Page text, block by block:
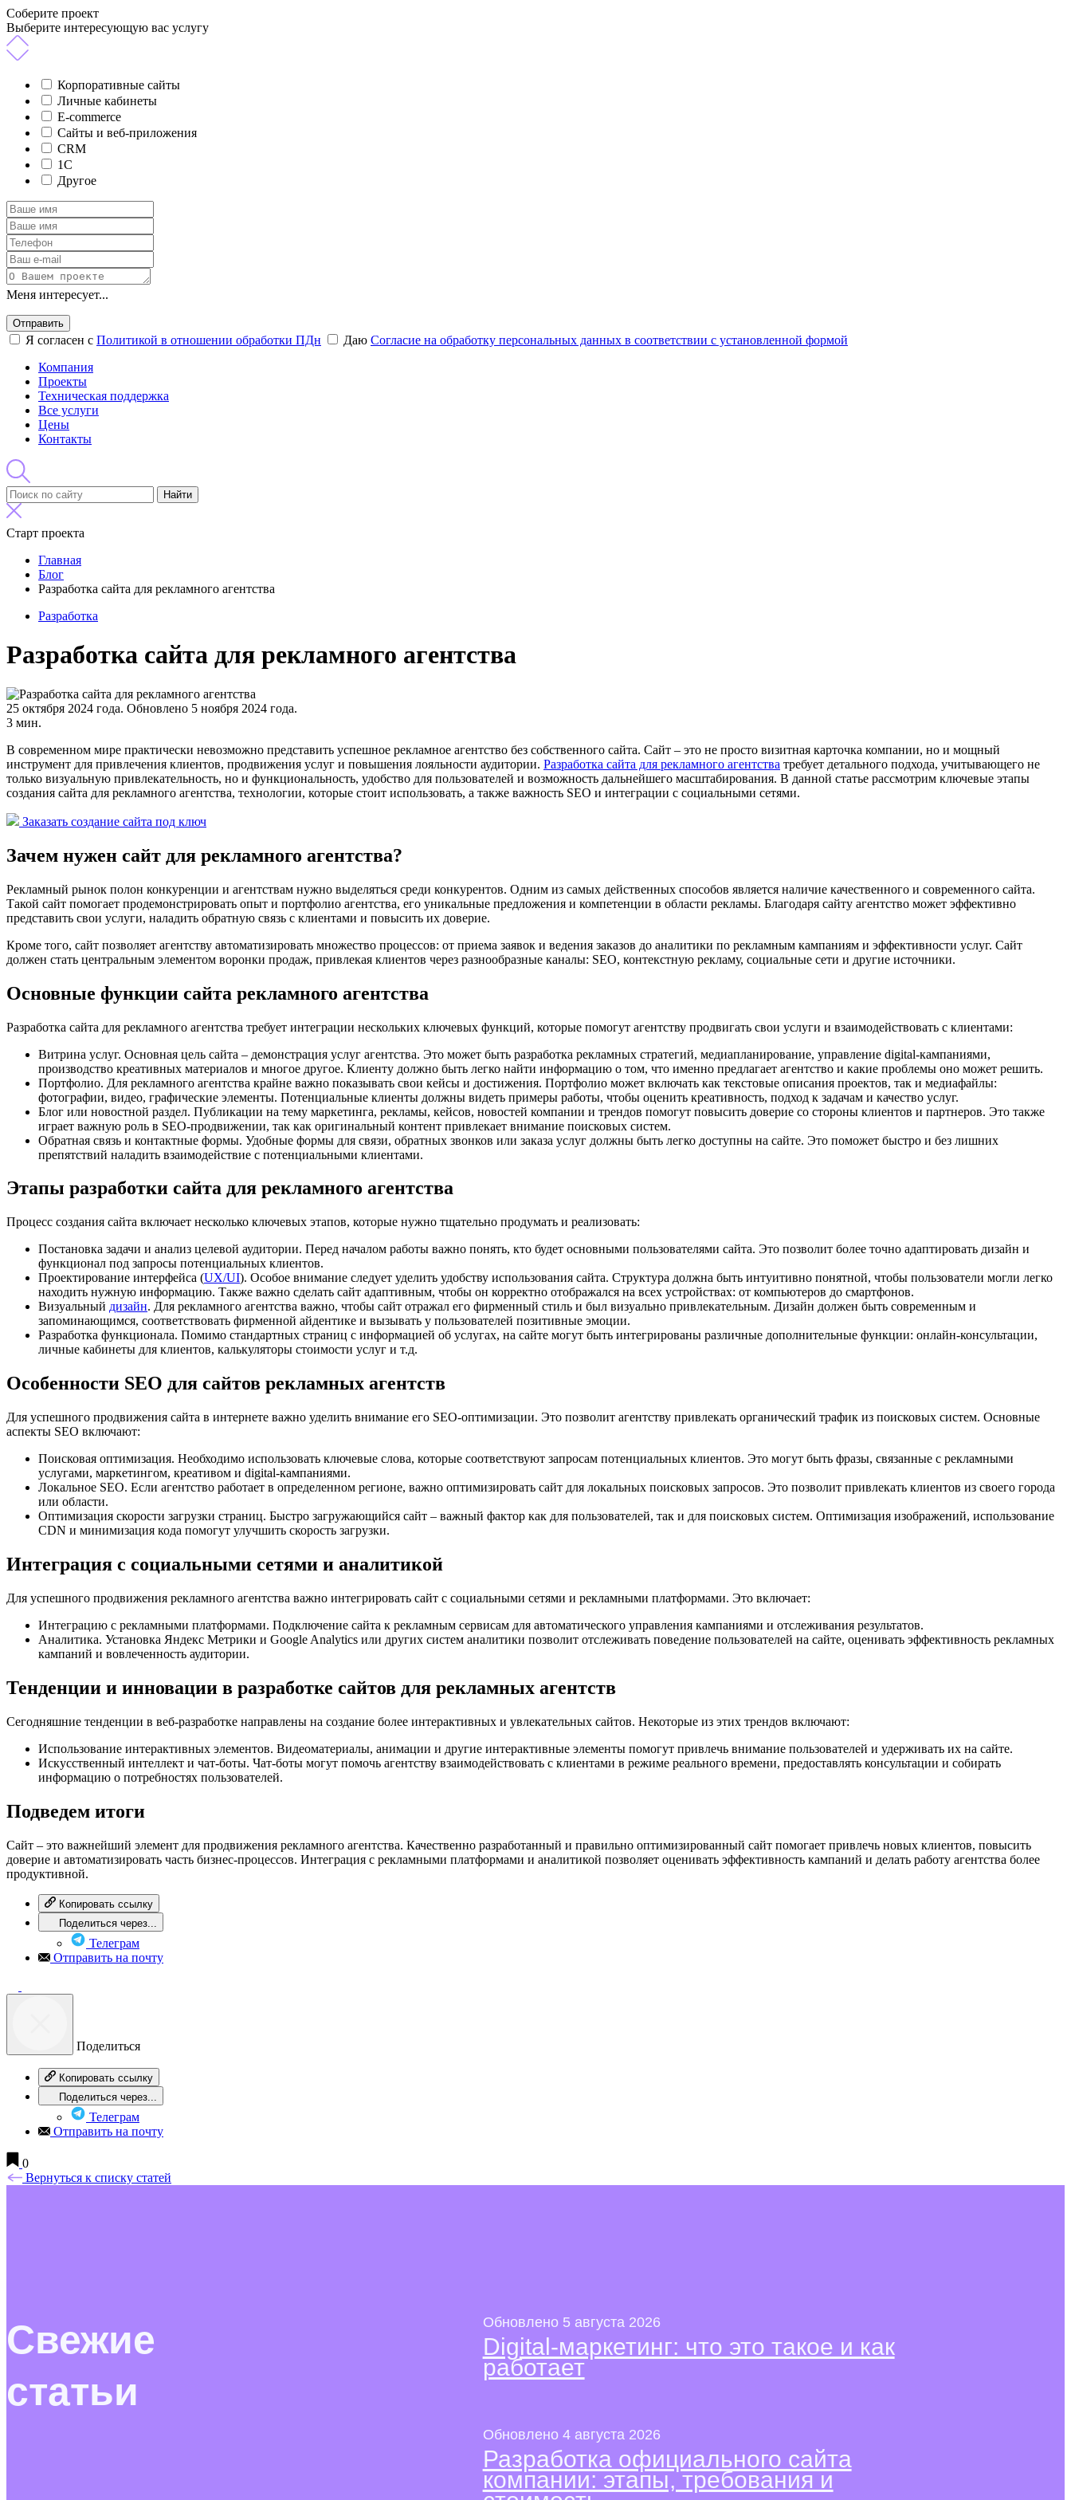
Соберите проект
Выберите интересующую вас услугу
Корпоративные сайты
Личные кабинеты
E-commerce
Сайты и веб-приложения
CRM
1C
Другое
Меня интересует...
Отправить
Я согласен с Политикой в отношении обработки ПДн Даю Согласие на обработку персональных данных в соответствии с установленной формой
Компания
Проекты
Техническая поддержка
Все услуги
Цены
Контакты
Найти
Старт проекта
Главная
Блог
Разработка сайта для рекламного агентства
Разработка
Разработка сайта для рекламного агентства
25 октября 2024 года. Обновлено 5 ноября 2024 года.
3 мин.
В современном мире практически невозможно представить успешное рекламное агентство без собственного сайта. Сайт – это не просто визитная карточка компании, но и мощный
инструмент для привлечения клиентов, продвижения услуг и повышения лояльности аудитории. Разработка сайта для рекламного агентства требует детального подхода, учитывающего не
только визуальную привлекательность, но и функциональность, удобство для пользователей и возможность дальнейшего масштабирования. В данной статье рассмотрим ключевые этапы
создания сайта для рекламного агентства, технологии, которые стоит использовать, а также важность SEO и интеграции с социальными сетями.
Заказать создание сайта под ключ
Зачем нужен сайт для рекламного агентства?
Рекламный рынок полон конкуренции и агентствам нужно выделяться среди конкурентов. Одним из самых действенных способов является наличие качественного и современного сайта.
Такой сайт помогает продемонстрировать опыт и портфолио агентства, его уникальные предложения и компетенции в области рекламы. Благодаря сайту агентство может эффективно
представить свои услуги, наладить обратную связь с клиентами и повысить их доверие.
Кроме того, сайт позволяет агентству автоматизировать множество процессов: от приема заявок и ведения заказов до аналитики по рекламным кампаниям и эффективности услуг. Сайт
должен стать центральным элементом воронки продаж, привлекая клиентов через разнообразные каналы: SEO, контекстную рекламу, социальные сети и другие источники.
Основные функции сайта рекламного агентства
Разработка сайта для рекламного агентства требует интеграции нескольких ключевых функций, которые помогут агентству продвигать свои услуги и взаимодействовать с клиентами:
Витрина услуг. Основная цель сайта – демонстрация услуг агентства. Это может быть разработка рекламных стратегий, медиапланирование, управление digital-кампаниями,
производство креативных материалов и многое другое. Клиенту должно быть легко найти информацию о том, что именно предлагает агентство и какие проблемы оно может решить.
Портфолио. Для рекламного агентства крайне важно показывать свои кейсы и достижения. Портфолио может включать как текстовые описания проектов, так и медиафайлы:
фотографии, видео, графические элементы. Потенциальные клиенты должны видеть примеры работы, чтобы оценить креативность, подход к задачам и качество услуг.
Блог или новостной раздел. Публикации на тему маркетинга, рекламы, кейсов, новостей компании и трендов помогут повысить доверие со стороны клиентов и партнеров. Это также
играет важную роль в SEO-продвижении, так как оригинальный контент привлекает внимание поисковых систем.
Обратная связь и контактные формы. Удобные формы для связи, обратных звонков или заказа услуг должны быть легко доступны на сайте. Это поможет быстро и без лишних
препятствий наладить взаимодействие с потенциальными клиентами.
Этапы разработки сайта для рекламного агентства
Процесс создания сайта включает несколько ключевых этапов, которые нужно тщательно продумать и реализовать:
Постановка задачи и анализ целевой аудитории. Перед началом работы важно понять, кто будет основными пользователями сайта. Это позволит более точно адаптировать дизайн и
функционал под запросы потенциальных клиентов.
Проектирование интерфейса (UX/UI). Особое внимание следует уделить удобству использования сайта. Структура должна быть интуитивно понятной, чтобы пользователи могли легко
находить нужную информацию. Также важно сделать сайт адаптивным, чтобы он корректно отображался на всех устройствах: от компьютеров до смартфонов.
Визуальный дизайн. Для рекламного агентства важно, чтобы сайт отражал его фирменный стиль и был визуально привлекательным. Дизайн должен быть современным и
запоминающимся, соответствовать фирменной айдентике и вызывать у пользователей позитивные эмоции.
Разработка функционала. Помимо стандартных страниц с информацией об услугах, на сайте могут быть интегрированы различные дополнительные функции: онлайн-консультации,
личные кабинеты для клиентов, калькуляторы стоимости услуг и т.д.
Особенности SEO для сайтов рекламных агентств
Для успешного продвижения сайта в интернете важно уделить внимание его SEO-оптимизации. Это позволит агентству привлекать органический трафик из поисковых систем. Основные
аспекты SEO включают:
Поисковая оптимизация. Необходимо использовать ключевые слова, которые соответствуют запросам потенциальных клиентов. Это могут быть фразы, связанные с рекламными
услугами, маркетингом, креативом и digital-кампаниями.
Локальное SEO. Если агентство работает в определенном регионе, важно оптимизировать сайт для локальных поисковых запросов. Это позволит привлекать клиентов из своего города
или области.
Оптимизация скорости загрузки страниц. Быстро загружающийся сайт – важный фактор как для пользователей, так и для поисковых систем. Оптимизация изображений, использование
CDN и минимизация кода помогут улучшить скорость загрузки.
Интеграция с социальными сетями и аналитикой
Для успешного продвижения рекламного агентства важно интегрировать сайт с социальными сетями и рекламными платформами. Это включает:
Интеграцию с рекламными платформами. Подключение сайта к рекламным сервисам для автоматического управления кампаниями и отслеживания результатов.
Аналитика. Установка Яндекс Метрики и Google Analytics или других систем аналитики позволит отслеживать поведение пользователей на сайте, оценивать эффективность рекламных
кампаний и вовлеченность аудитории.
Тенденции и инновации в разработке сайтов для рекламных агентств
Сегодняшние тенденции в веб-разработке направлены на создание более интерактивных и увлекательных сайтов. Некоторые из этих трендов включают:
Использование интерактивных элементов. Видеоматериалы, анимации и другие интерактивные элементы помогут привлечь внимание пользователей и удерживать их на сайте.
Искусственный интеллект и чат-боты. Чат-боты могут помочь агентству взаимодействовать с клиентами в режиме реального времени, предоставлять консультации и собирать
информацию о потребностях пользователей.
Подведем итоги
Сайт – это важнейший элемент для продвижения рекламного агентства. Качественно разработанный и правильно оптимизированный сайт помогает привлечь новых клиентов, повысить
доверие и автоматизировать часть бизнес-процессов. Интеграция с рекламными платформами и аналитикой позволяет оценивать эффективность кампаний и делать работу агентства более
продуктивной.
Копировать ссылку
Поделиться через...
Телеграм
Отправить на почту
Поделиться
Копировать ссылку
Поделиться через...
Телеграм
Отправить на почту
0
Вернуться к списку статей
Свежие
статьи
Обновлено 5 августа 2026
Digital-маркетинг: что это такое и как
работает
Обновлено 4 августа 2026
Разработка официального сайта
компании: этапы, требования и